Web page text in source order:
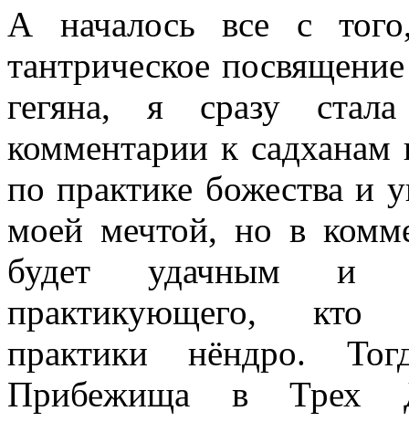
А началось все с
тантрическое
гегяна, я сразу
комментарии к садханам
по практике божества и
моей мечтой, но в
будет удачным и
практикующего, кто
практики нёндро.
Прибежища в Трех